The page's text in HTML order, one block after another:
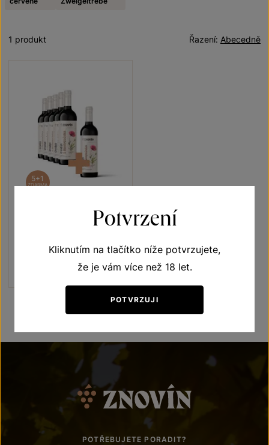
Abecedně
Řazení:
1 produkt
5+1
ZDARMA
Zweigeltrebe 5+1
jakostní víno 2021
Šarže 1421
Kč
POTŘEBUJETE PORADIT?
Potvrzení
Kliknutím na tlačítko níže potvrzujete,
že je vám více než 18 let.
POTVRZUJI